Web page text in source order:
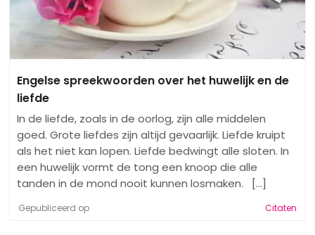
Engelse spreekwoorden over het huwelijk en de
liefde
In de liefde, zoals in de oorlog, zijn alle middelen
goed. Grote liefdes zijn altijd gevaarlijk. Liefde kruipt
als het niet kan lopen. Liefde bedwingt alle sloten. In
een huwelijk vormt de tong een knoop die alle
tanden in de mond nooit kunnen losmaken. [...]
Gepubliceerd op Citaten